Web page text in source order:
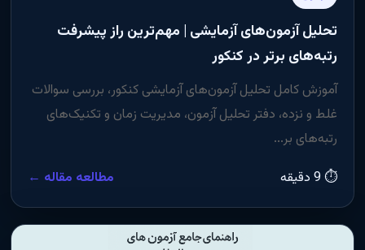
تحلیل آزمون‌های آزمایشی | مهم‌ترین راز پیشرفت
رتبه‌های برتر در کنکور
آموزش کامل تحلیل آزمون‌های آزمایشی کنکور، بررسی سوالات
غلط و نزده، دفتر تحلیل آزمون، مدیریت زمان و تکنیک‌های
رتبه‌های بر...
⏱ 9 دقیقه
مطالعه مقاله ←